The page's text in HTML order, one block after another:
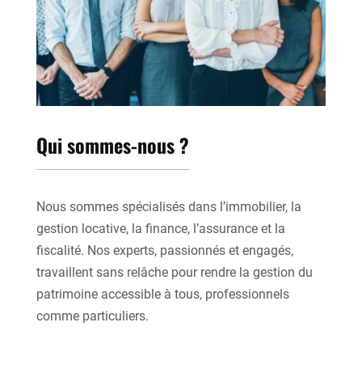
Qui sommes-nous ?
Nous sommes spécialisés dans l’immobilier, la
gestion locative, la finance, l’assurance et la
fiscalité. Nos experts, passionnés et engagés,
travaillent sans relâche pour rendre la gestion du
patrimoine accessible à tous, professionnels
comme particuliers.